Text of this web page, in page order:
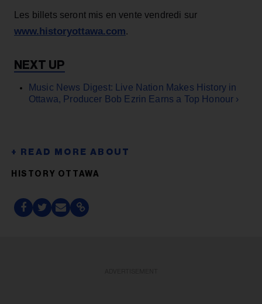
Les billets seront mis en vente vendredi sur
www.historyottawa.com.
Music News Digest: Live Nation Makes History in
Ottawa, Producer Bob Ezrin Earns a Top Honour ›
HISTORY OTTAWA